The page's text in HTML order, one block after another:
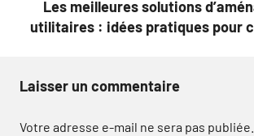
Les meilleures solutions
utilitaires : idées pratiques pour
Laisser un commentaire
Votre adresse e-mail ne sera pas publiée.